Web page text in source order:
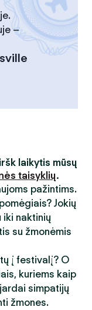
–
laikytis mūsų
taisyklių.
pažintims.
Jokių
iki naktinių
su žmonėmis
į festivalį? O
kuriems kaip
simpatijų
žmones.